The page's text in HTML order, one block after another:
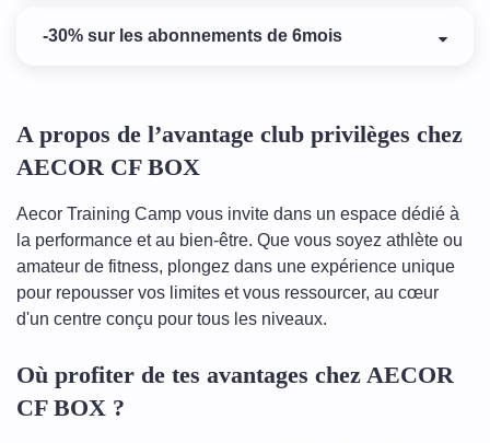
-30% sur les abonnements de 6mois
A propos de l’avantage club privilèges chez
AECOR CF BOX
Aecor Training Camp vous invite dans un espace dédié à
la performance et au bien-être. Que vous soyez athlète ou
amateur de fitness, plongez dans une expérience unique
pour repousser vos limites et vous ressourcer, au cœur
d'un centre conçu pour tous les niveaux.
Où profiter de tes avantages chez AECOR
CF BOX ?